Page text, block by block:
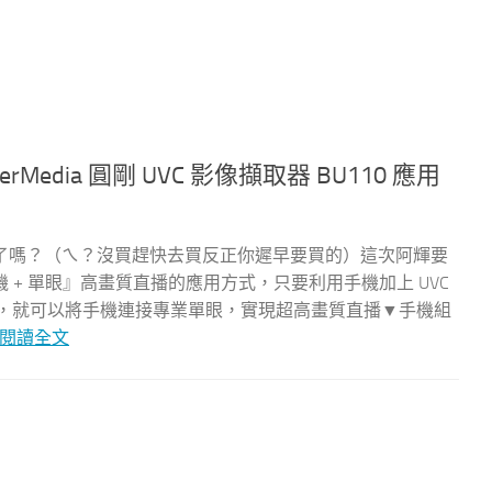
圓剛 UVC 影像擷取器 BU110 應用
？（ㄟ？沒買趕快去買反正你遲早要買的）這次阿輝要
單眼』高畫質直播的應用方式，只要利用手機加上 UVC
就可以將手機連接專業單眼，實現超高畫質直播▼手機組
閱讀全文